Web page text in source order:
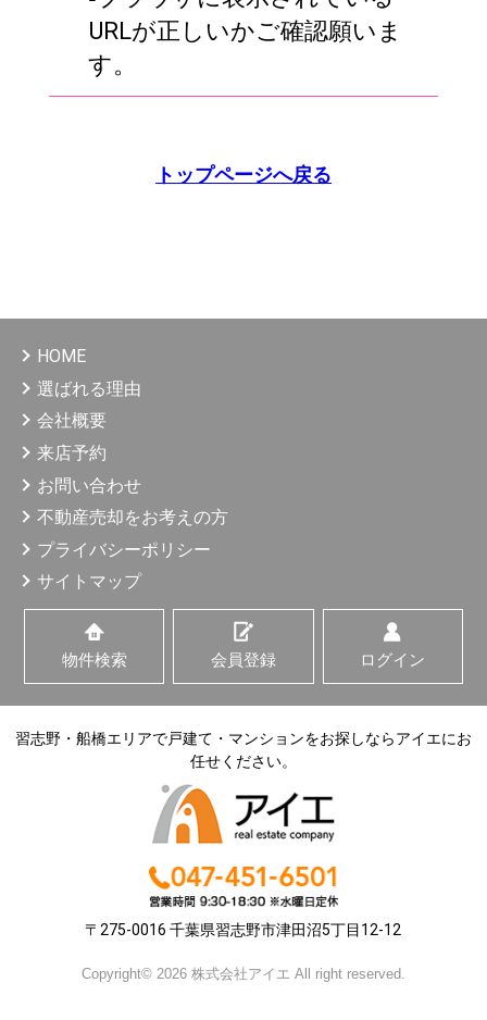
URLが正しいかご確認願いま
す。
トップページへ戻る
HOME
選ばれる理由
会社概要
来店予約
お問い合わせ
不動産売却をお考えの方
プライバシーポリシー
サイトマップ
物件検索 会員登録 ログイン
習志野・船橋エリアで戸建て・マンションをお探しならアイエにお
任せください。
〒275-0016 千葉県習志野市津田沼5丁目12-12
Copyright© 2026 株式会社アイエ All right reserved.